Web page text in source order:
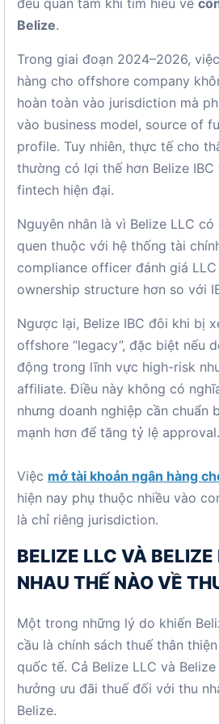
đều quan tâm khi tìm hiểu về
Belize.
Trong giai đoạn 2024–2026,
hàng cho offshore company
hoàn toàn vào jurisdiction mà
vào business model, source of
profile. Tuy nhiên, thực tế cho
thường có lợi thế hơn Belize
fintech hiện đại.
Nguyên nhân là vì Belize LLC
quen thuộc với hệ thống tài
compliance officer đánh giá
ownership structure hơn so với
Ngược lại, Belize IBC đôi khi bị
offshore “legacy”, đặc biệt nếu
động trong lĩnh vực high-risk
affiliate. Điều này không có
nhưng doanh nghiệp cần chuẩn
mạnh hơn để tăng tỷ lệ approval.
Việc mở tài khoản ngân hàng
hiện nay phụ thuộc nhiều vào
là chỉ riêng jurisdiction.
BELIZE LLC VÀ BELIZE
NHAU THẾ NÀO VỀ
Một trong những lý do khiến
cầu là chính sách thuế thân
quốc tế. Cả Belize LLC và
hưởng ưu đãi thuế đối với thu
Belize.